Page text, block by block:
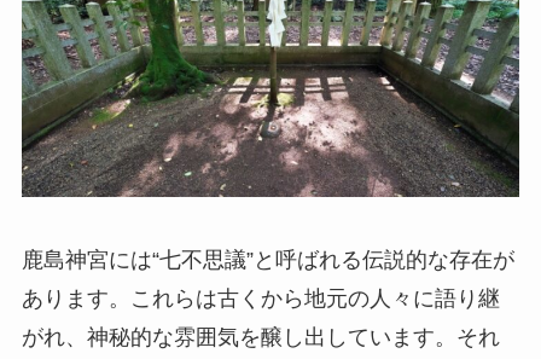
鹿島神宮には“七不思議”と呼ばれる伝説的な存在が
あります。これらは古くから地元の人々に語り継
がれ、神秘的な雰囲気を醸し出しています。それ